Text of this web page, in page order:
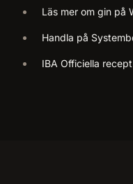
Läs mer om gin på
Handla på
IBA Officiella recept